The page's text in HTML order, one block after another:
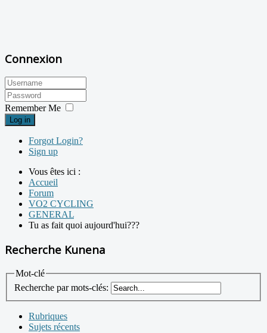
Connexion
Remember Me
Log in
Forgot Login?
Sign up
Vous êtes ici :
Accueil
Forum
VO2 CYCLING
GENERAL
Tu as fait quoi aujourd'hui???
Recherche Kunena
Mot-clé
Recherche par mots-clés:
Rubriques
Sujets récents